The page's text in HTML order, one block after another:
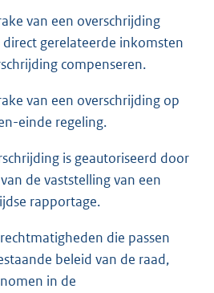
van een overschrijding
gerelateerde inkomsten
compenseren.
van een overschrijding op
einde regeling.
is geautoriseerd door
de vaststelling van een
rapportage.
die passen
beleid van de raad,
in de